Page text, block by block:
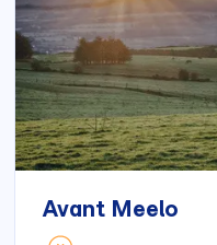
Avant Meelo